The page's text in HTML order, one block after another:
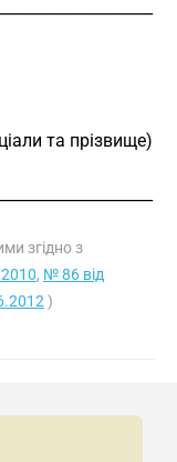
(ініціали та прізвище)
згідно з
, № 86 від
)